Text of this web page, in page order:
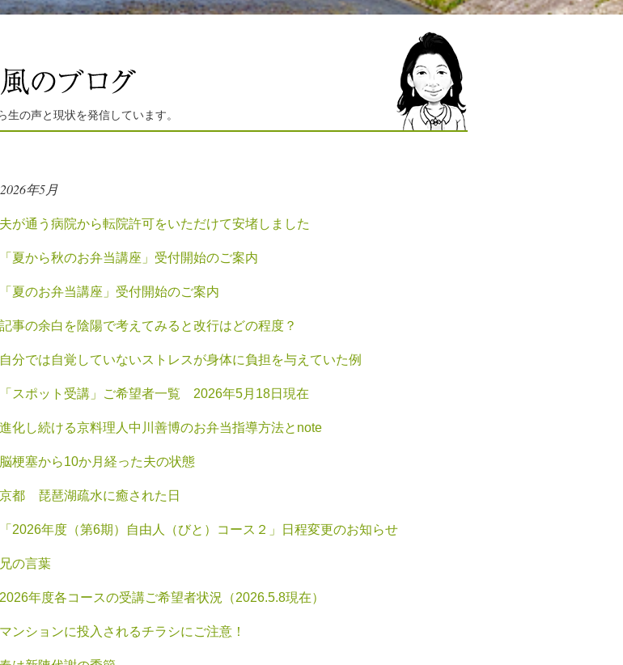
の声と現状を発信しています。
2026年5月
夫が通う病院から転院許可をいただけて安堵しました
「夏から秋のお弁当講座」受付開始のご案内
「夏のお弁当講座」受付開始のご案内
記事の余白を陰陽で考えてみると改行はどの程度？
自分では自覚していないストレスが身体に負担を与えていた例
「スポット受講」ご希望者一覧 2026年5月18日現在
進化し続ける京料理人中川善博のお弁当指導方法とnote
脳梗塞から10か月経った夫の状態
京都 琵琶湖疏水に癒された日
「2026年度（第6期）自由人（びと）コース２」日程変更のお知らせ
兄の言葉
2026年度各コースの受講ご希望者状況（2026.5.8現在）
マンションに投入されるチラシにご注意！